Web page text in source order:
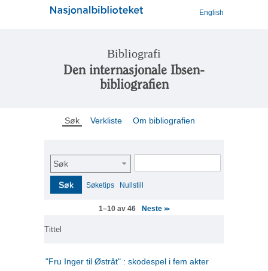
English
Bibliografi
Den internasjonale Ibsen-
bibliografien
Søk Verkliste Om bibliografien
Søk
Søk Søketips Nullstill
1–10 av 46 Neste>>
Tittel
"Fru Inger til Østråt" : skodespel i fem akter